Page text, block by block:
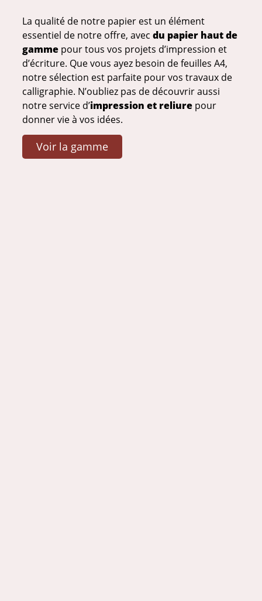
La qualité de notre papier est un élément
essentiel de notre offre, avec du papier haut de
gamme pour tous vos projets d’impression et
d’écriture. Que vous ayez besoin de feuilles A4,
notre sélection est parfaite pour vos travaux de
calligraphie. N’oubliez pas de découvrir aussi
notre service d’impression et reliure pour
donner vie à vos idées.
Voir la gamme